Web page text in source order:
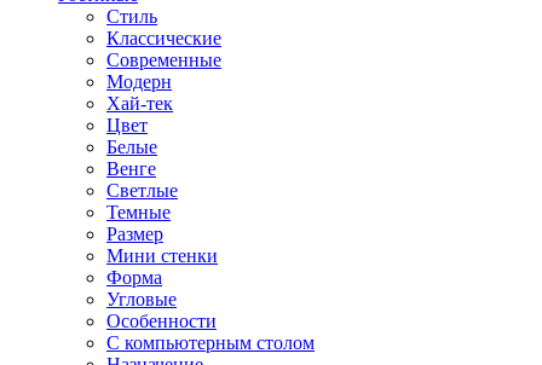
Стиль
Классические
Современные
Модерн
Хай-тек
Цвет
Белые
Венге
Светлые
Темные
Размер
Мини стенки
Форма
Угловые
Особенности
С компьютерным столом